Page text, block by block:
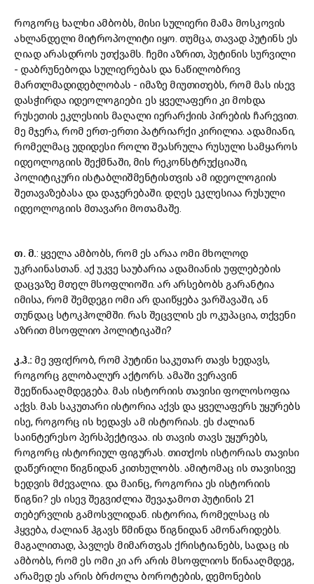
როგორც ხალხი ამბობს, მისი სულიერი მამა მოსკოვის
ახლანდელი მიტროპოლიტი იყო. თუმცა, თავად პუტინს ეს
ღიად არასდროს უთქვამს. ჩემი აზრით, პუტინის სურვილი
- დაბრუნებოდა სულიერებას და ნაწილობრივ
მართლმადიდებლობას - იმაზე მიუთითებს, რომ მას ისევ
დასჭირდა იდეოლოგიები. ეს ყველაფერი კი მოხდა
რუსეთის ეკლესიის მაღალი იერარქიის პირების ჩარევით.
მე მჯერა, რომ ერთ-ერთი პატრიარქი კირილია. ადამიანი,
რომელმაც უდიდესი როლი შეასრულა რუსული სამყაროს
იდეოლოგიის შექმნაში, მის რეკონსტრუქციაში,
პოლიტიკური ისტაბლიშმენტისთვის ამ იდეოლოგიის
შეთავაზებასა და დაჯერებაში. დღეს ეკლესიაა რუსული
იდეოლოგიის მთავარი მოთამაშე.
თ. მ.: ყველა ამბობს, რომ ეს არაა ომი მხოლოდ
უკრაინასთან. აქ უკვე საუბარია ადამიანის უფლებების
დაცვაზე მთელ მსოფლიოში. არ არსებობს გარანტია
იმისა, რომ შემდეგი ომი არ დაიწყება ვარშავაში, ან
თუნდაც სტოკჰოლმში. რას შეცვლის ეს ოკუპაცია, თქვენი
აზრით მსოფლიო პოლიტიკაში?
კ.ჰ.: მე ვფიქრობ, რომ პუტინი საკუთარ თავს ხედავს,
როგორც გლობალურ აქტორს. ამაში ვერავინ
შეეწინააღმდეგება. მას ისტორიის თავისი ფოლოსოფია
აქვს. მას საკუთარი ისტორია აქვს და ყველაფერს უყურებს
ისე, როგორც ის ხედავს ამ ისტორიას. ეს ძალიან
საინტერესო პერსპექტივაა. ის თავის თავს უყურებს,
როგორც ისტორიულ ფიგურას. თითქოს ისტორიას თავისი
დაწერილი წიგნიდან კითხულობს. ამიტომაც ის თავისივე
ხედვის მძევალია. და მაინც, როგორია ეს ისტორიის
წიგნი? ეს ისევ შეგვიძლია შევაჯამოთ პუტინის 21
თებერვლის გამოსვლიდან. ისტორია, რომელსაც ის
ჰყვება, ძალიან ჰგავს წმინდა წიგნიდან ამონარიდებს.
მაგალითად, პავლეს მიმართვას ქრისტიანებს, სადაც ის
ამბობს, რომ ეს ომი კი არ არის მსოფლიოს წინააღმდეგ,
არამედ ეს არის ბრძოლა ბოროტების, დემონების